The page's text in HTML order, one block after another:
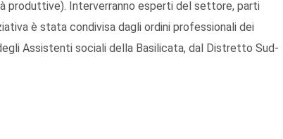
produttive). Interverranno esperti del settore, parti
è stata condivisa dagli ordini professionali dei
Assistenti sociali della Basilicata, dal Distretto Sud-